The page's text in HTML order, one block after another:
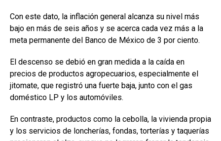
Con este dato, la inflación general alcanza su nivel más
bajo en más de seis años y se acerca cada vez más a la
meta permanente del Banco de México de 3 por ciento.
El descenso se debió en gran medida a la caída en
precios de productos agropecuarios, especialmente el
jitomate, que registró una fuerte baja, junto con el gas
doméstico LP y los automóviles.
En contraste, productos como la cebolla, la vivienda propia
y los servicios de loncherías, fondas, torterías y taquerías